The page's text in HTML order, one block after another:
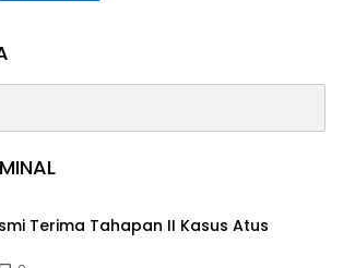
Terima Tahapan II Kasus Atus